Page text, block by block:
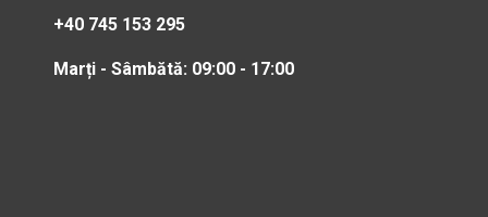
+40 745 153 295
Marți - Sâmbătă: 09:00 - 17:00